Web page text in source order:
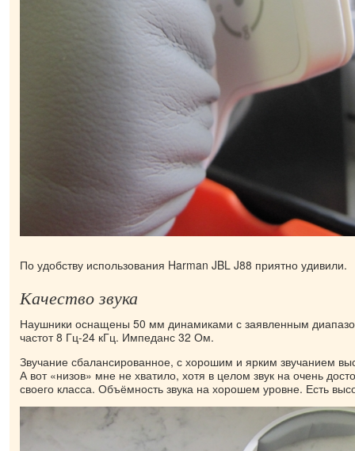
По удобству использования Harman JBL J88 приятно удивили.
Качество звука
Наушники оснащены 50 мм динамиками с заявленным
частот 8 Гц-24 кГц. Импеданс 32 Ом.
Звучание сбалансированное, с хорошим и ярким звучанием
А вот «низов» мне не хватило, хотя в целом звук на очень
своего класса. Объёмность звука на хорошем уровне. Есть